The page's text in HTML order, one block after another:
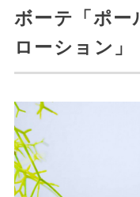
ボーテ「ポ
ローション」